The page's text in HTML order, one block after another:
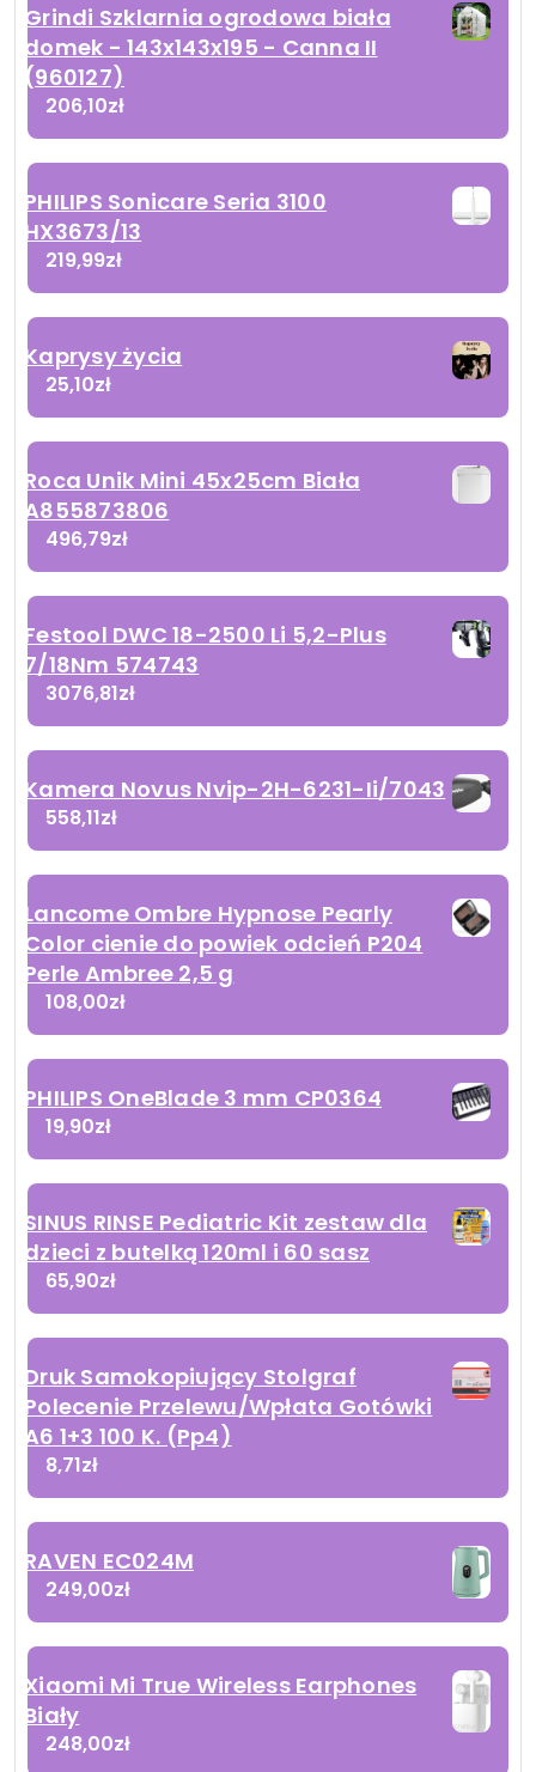
Grindi Szklarnia ogrodowa biała
domek - 143x143x195 - Canna II
(960127)
206,10zł
PHILIPS Sonicare Seria 3100
HX3673/13
219,99zł
Kaprysy życia
25,10zł
Roca Unik Mini 45x25cm Biała
A855873806
496,79zł
Festool DWC 18-2500 Li 5,2-Plus
7/18Nm 574743
3076,81zł
Kamera Novus Nvip-2H-6231-Ii/7043
558,11zł
Lancome Ombre Hypnose Pearly
Color cienie do powiek odcień P204
Perle Ambree 2,5 g
108,00zł
PHILIPS OneBlade 3 mm CP0364
19,90zł
SINUS RINSE Pediatric Kit zestaw dla
dzieci z butelką 120ml i 60 sasz
65,90zł
Druk Samokopiujący Stolgraf
Polecenie Przelewu/Wpłata Gotówki
A6 1+3 100 K. (Pp4)
8,71zł
RAVEN EC024M
249,00zł
Xiaomi Mi True Wireless Earphones
Biały
248,00zł